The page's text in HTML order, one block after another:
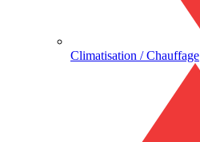
Climatisation / Chauffage